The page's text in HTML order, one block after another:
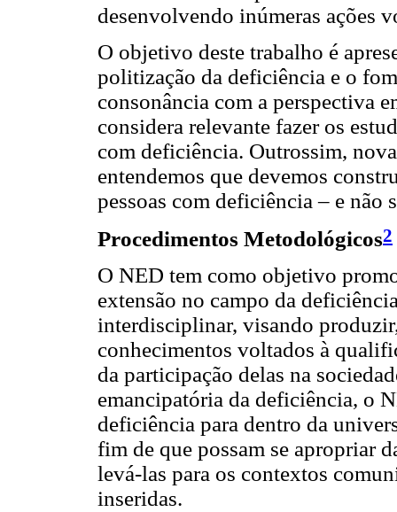
desenvolvendo inúmeras ações
O objetivo deste trabalho é
politização da deficiência e o
consonância com a perspectiva
considera relevante fazer os
com deficiência. Outrossim,
entendemos que devemos
pessoas com deficiência – e não
Procedimentos Metodológicos2
O NED tem como objetivo
extensão no campo da
interdisciplinar, visando
conhecimentos voltados à
da participação delas na
emancipatória da deficiência, o
deficiência para dentro da
fim de que possam se apropriar
levá-las para os contextos
inseridas.